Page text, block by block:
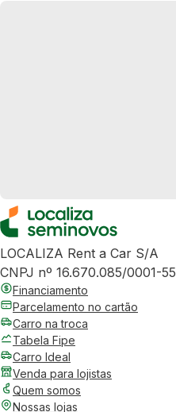
LOCALIZA Rent a Car S/A
CNPJ nº 16.670.085/0001-55
Financiamento
Parcelamento no cartão
Carro na troca
Tabela Fipe
Carro Ideal
Venda para lojistas
Quem somos
Nossas lojas